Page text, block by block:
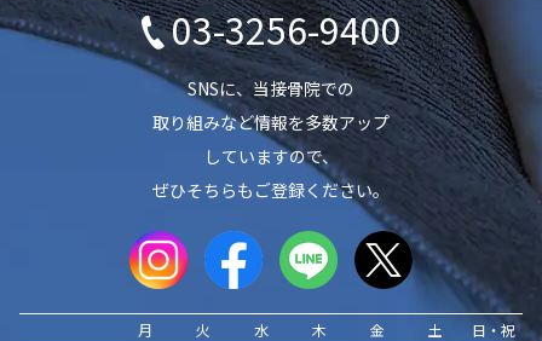
03-3256-9400
SNSに、当接骨院での
取り組みなど情報を多数アップ
していますので、
ぜひそちらもご登録ください。
月 火 水 木 金 土 日・祝